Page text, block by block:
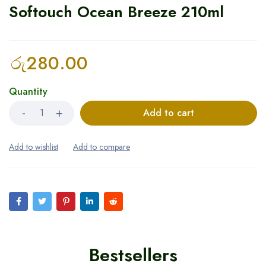
Softouch Ocean Breeze 210ml
රු280.00
Quantity
Add to cart
Bestsellers